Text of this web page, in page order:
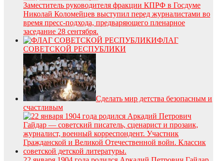
Заместитель руководителя фракции КПРФ в Госдуме
Николай Коломейцев выступил перед журналистами во
время пресс-подхода, предваряющего пленарное
заседание 28 сентября.
ФЛАГ
СОВЕТСКОЙ РЕСПУБЛИКИ
Сделать мир детства безопасным и
счастливым